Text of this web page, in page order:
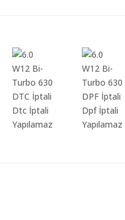
Dtc İptali
Yapılamaz
Dpf İptali
Yapılamaz